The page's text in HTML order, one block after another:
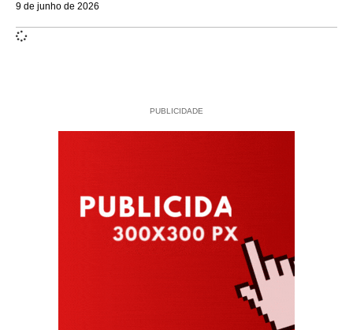
9 de junho de 2026
PUBLICIDADE